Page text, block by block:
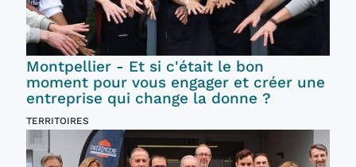
Montpellier - Et si c'était le bon
moment pour vous engager et créer une
entreprise qui change la donne ?
TERRITOIRES